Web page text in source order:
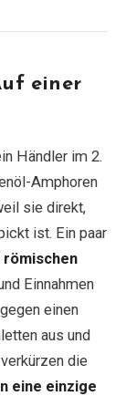
einer
Händler im 2.
Amphoren
sie direkt,
ist. Ein paar
römischen
Einnahmen
einen
aus und
die
eine einzige